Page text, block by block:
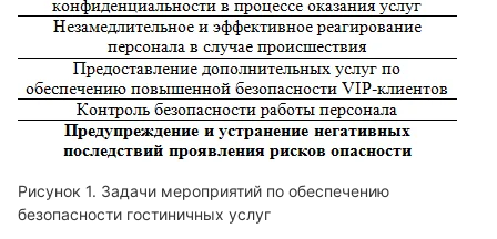
Задачи мероприятий по обеспечению
безопасности гостиничных услуг